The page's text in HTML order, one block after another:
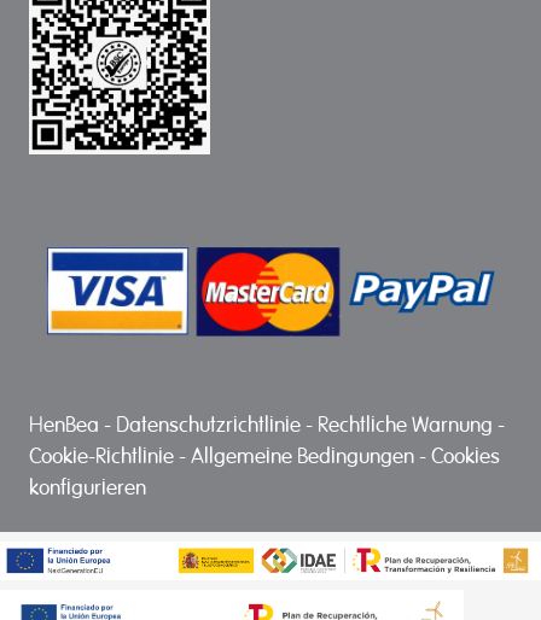
HenBea - Datenschutzrichtlinie - Rechtliche Warnung -
Cookie-Richtlinie -Allgemeine Bedingungen -Cookies
konfigurieren